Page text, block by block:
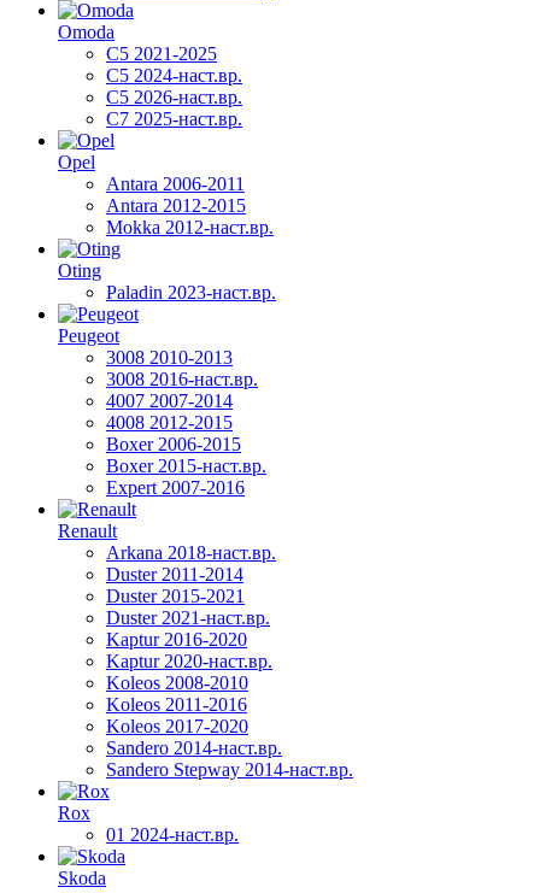
Omoda
C5 2021-2025
C5 2024-наст.вр.
C5 2026-наст.вр.
C7 2025-наст.вр.
Opel
Antara 2006-2011
Antara 2012-2015
Mokka 2012-наст.вр.
Oting
Paladin 2023-наст.вр.
Peugeot
3008 2010-2013
3008 2016-наст.вр.
4007 2007-2014
4008 2012-2015
Boxer 2006-2015
Boxer 2015-наст.вр.
Expert 2007-2016
Renault
Arkana 2018-наст.вр.
Duster 2011-2014
Duster 2015-2021
Duster 2021-наст.вр.
Kaptur 2016-2020
Kaptur 2020-наст.вр.
Koleos 2008-2010
Koleos 2011-2016
Koleos 2017-2020
Sandero 2014-наст.вр.
Sandero Stepway 2014-наст.вр.
Rox
01 2024-наст.вр.
Skoda